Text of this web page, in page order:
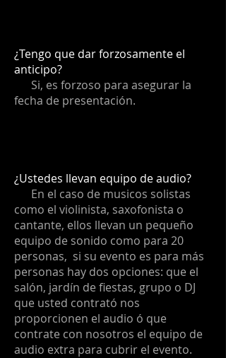
¿Tengo que dar forzosamente el
anticipo?
Si, es forzoso para asegurar la
fecha de presentación.
¿Ustedes llevan equipo de audio?
En el caso de musicos solistas
como el violinista, saxofonista o
cantante, ellos llevan un pequeño
equipo de sonido como para 20
personas, si su evento es para más
personas hay dos opciones: que el
salón, jardín de fiestas, grupo o DJ
que usted contrató nos
proporcionen el audio ó que
contrate con nosotros el equipo de
audio extra para cubrir el evento.